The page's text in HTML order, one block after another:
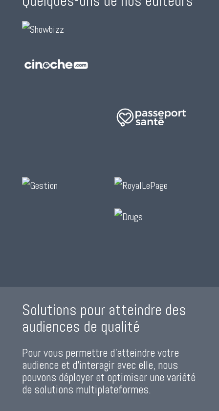
Solutions pour atteindre des
audiences de qualité
Pour vous permettre d’atteindre votre
audience et d’interagir avec elle, nous
pouvons déployer et optimiser une variété
de solutions multiplateformes.